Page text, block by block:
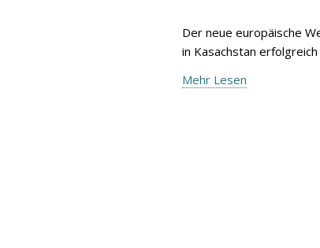
Der neue europäische
in Kasachstan
Mehr Lesen